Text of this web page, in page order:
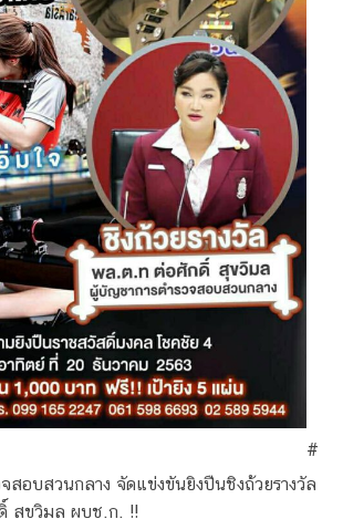
#
สอบสวนกลาง จัดแข่งขันยิงปืนชิงถ้วยรางวัล
สุขวิมล ผบช.ก. !!